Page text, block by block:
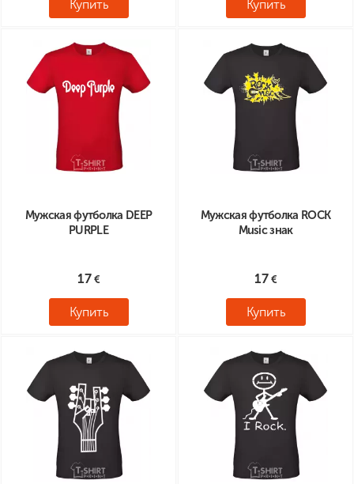
Купить Купить
Мужская футболка DEEP
PURPLE
17
Купить
Мужская футболка ROCK
Music знак
17
Купить